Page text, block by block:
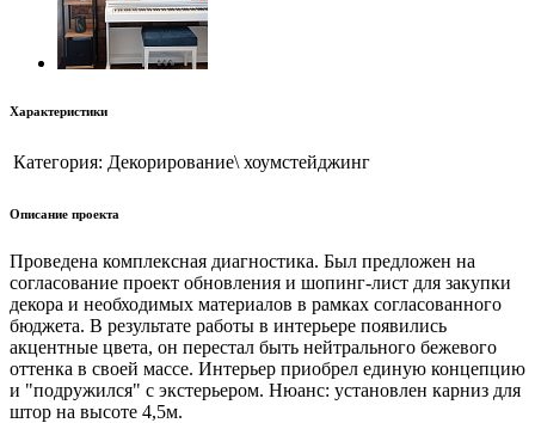
Характеристики
Категория: Декорирование\ хоумстейджинг
Описание проекта
Проведена комплексная диагностика. Был предложен на
согласование проект обновления и шопинг-лист для закупки
декора и необходимых материалов в рамках согласованного
бюджета. В результате работы в интерьере появились
акцентные цвета, он перестал быть нейтрального бежевого
оттенка в своей массе. Интерьер приобрел единую концепцию
и "подружился" с экстерьером. Нюанс: установлен карниз для
штор на высоте 4,5м.